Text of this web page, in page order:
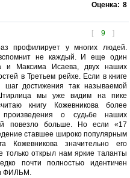
Оценка: 8
[ 9 ]
профилирует у многих людей.
не каждый. И еще один
и Максима Исаева, двух наших
в Третьем рейхе. Если в книге
шаг достижения так называемой
мы уже видим на пике
книгу Кожевникова более
о судьбе наших
повезло больше. Но если «17
ставшее широко популярным
Кожевникова значительно его
открыл нам яркие таланты
почти полностью идентичен
ФИЛЬМ.